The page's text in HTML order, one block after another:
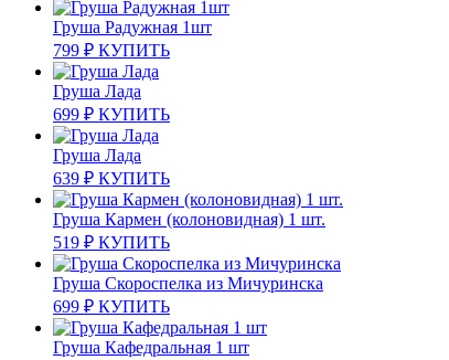
Груша Радужная 1шт
799 ₽ КУПИТЬ
Груша Лада
699 ₽ КУПИТЬ
Груша Лада
639 ₽ КУПИТЬ
Груша Кармен (колоновидная) 1 шт.
519 ₽ КУПИТЬ
Груша Скороспелка из Мичуринска
699 ₽ КУПИТЬ
Груша Кафедральная 1 шт